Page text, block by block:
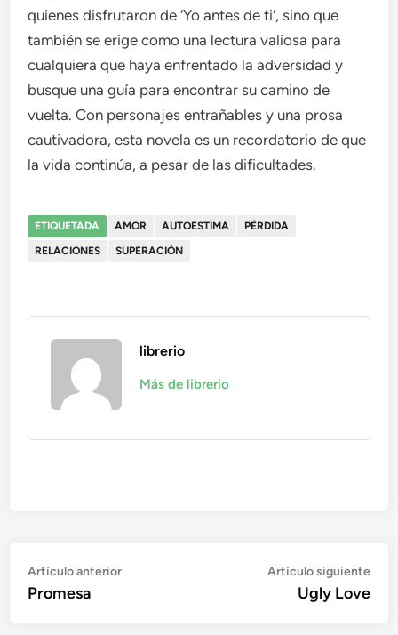
quienes disfrutaron de ‘Yo antes de ti’, sino que
también se erige como una lectura valiosa para
cualquiera que haya enfrentado la adversidad y
busque una guía para encontrar su camino de
vuelta. Con personajes entrañables y una prosa
cautivadora, esta novela es un recordatorio de que
la vida continúa, a pesar de las dificultades.
ETIQUETADA AMOR AUTOESTIMA
PÉRDIDA
RELACIONES
SUPERACIÓN
librerio
Más de librerio
Navegación
de
Artículo anteriorArtículo
Promesa
Artículo siguiente
Ugly Love